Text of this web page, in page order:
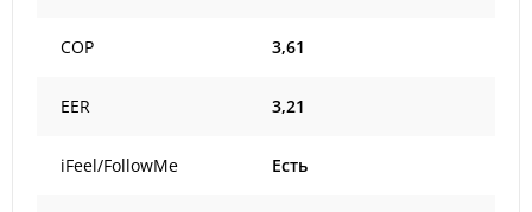
COP 3,61
EER 3,21
iFeel/FollowMe Есть